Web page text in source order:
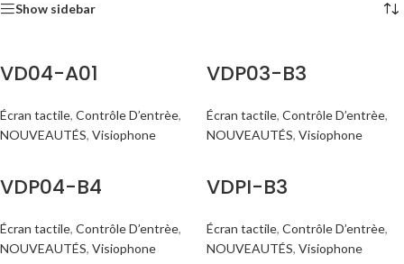
Show sidebar
VD04-A01
Écran tactile, Contrôle D’entrèe,
NOUVEAUTÉS, Visiophone
VDP03-B3
Écran tactile, Contrôle D’entrèe,
NOUVEAUTÉS, Visiophone
VDP04-B4
Écran tactile, Contrôle D’entrèe,
NOUVEAUTÉS, Visiophone
VDPI-B3
Écran tactile, Contrôle D’entrèe,
NOUVEAUTÉS, Visiophone